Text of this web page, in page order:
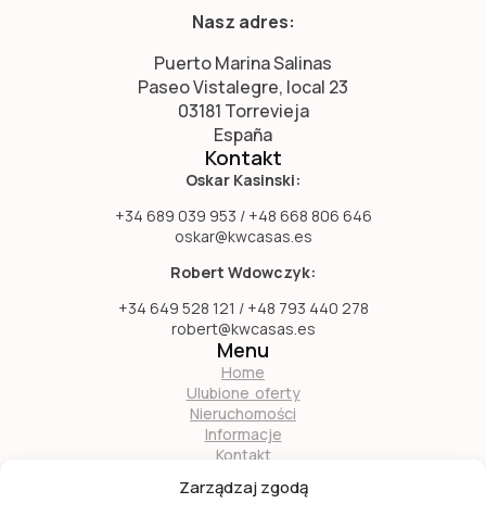
Zarządzaj zgodą
Nasz adres:
Puerto Marina Salinas
Paseo Vistalegre, local 23
03181 Torrevieja
España
Kontakt
Oskar Kasinski:
+34 689 039 953 / +48 668 806 646
oskar@kwcasas.es
Robert Wdowczyk:
+34 649 528 121 / +48 793 440 278
robert@kwcasas.es
Menu
Home
Ulubione oferty
Nieruchomości
Informacje
Kontakt
Zostań naszym partnerem